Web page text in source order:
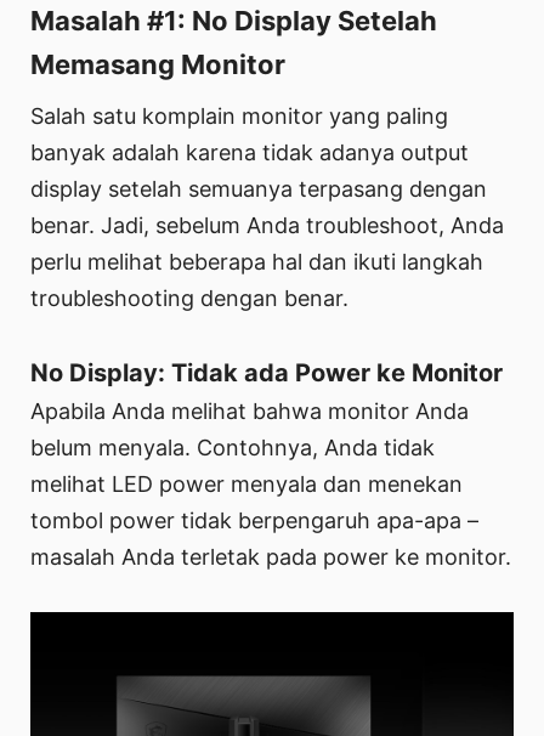
Masalah #1: No Display Setelah
Memasang Monitor
Salah satu komplain monitor yang paling
banyak adalah karena tidak adanya output
display setelah semuanya terpasang dengan
benar. Jadi, sebelum Anda troubleshoot, Anda
perlu melihat beberapa hal dan ikuti langkah
troubleshooting dengan benar.
No Display: Tidak ada Power ke Monitor
Apabila Anda melihat bahwa monitor Anda
belum menyala. Contohnya, Anda tidak
melihat LED power menyala dan menekan
tombol power tidak berpengaruh apa-apa –
masalah Anda terletak pada power ke monitor.